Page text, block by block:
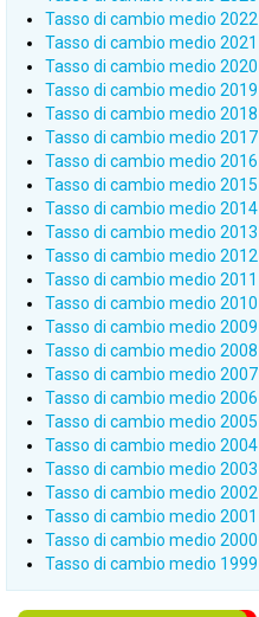
Tasso di cambio medio 2022
Tasso di cambio medio 2021
Tasso di cambio medio 2020
Tasso di cambio medio 2019
Tasso di cambio medio 2018
Tasso di cambio medio 2017
Tasso di cambio medio 2016
Tasso di cambio medio 2015
Tasso di cambio medio 2014
Tasso di cambio medio 2013
Tasso di cambio medio 2012
Tasso di cambio medio 2011
Tasso di cambio medio 2010
Tasso di cambio medio 2009
Tasso di cambio medio 2008
Tasso di cambio medio 2007
Tasso di cambio medio 2006
Tasso di cambio medio 2005
Tasso di cambio medio 2004
Tasso di cambio medio 2003
Tasso di cambio medio 2002
Tasso di cambio medio 2001
Tasso di cambio medio 2000
Tasso di cambio medio 1999